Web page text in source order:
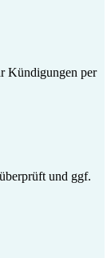
Kündigungen per
und ggf.